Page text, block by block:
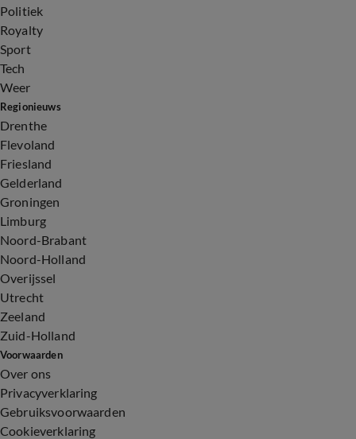
Politiek
Royalty
Sport
Tech
Weer
Regionieuws
Drenthe
Flevoland
Friesland
Gelderland
Groningen
Limburg
Noord-Brabant
Noord-Holland
Overijssel
Utrecht
Zeeland
Zuid-Holland
Voorwaarden
Over ons
Privacyverklaring
Gebruiksvoorwaarden
Cookieverklaring